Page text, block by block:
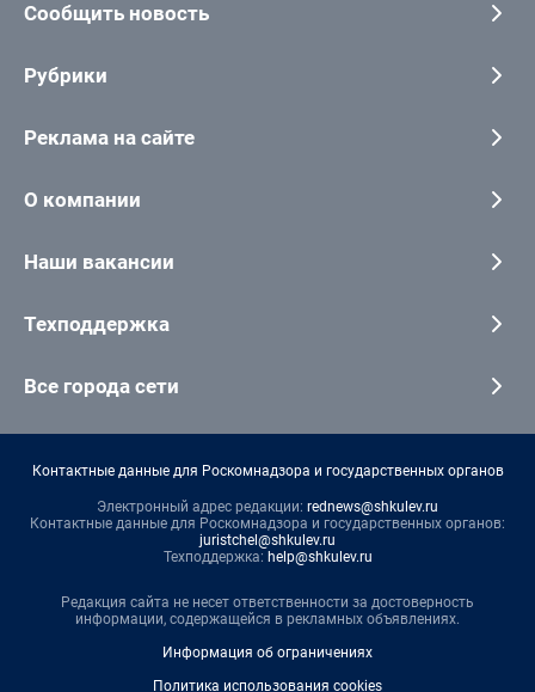
Сообщить новость
Рубрики
Реклама на сайте
О компании
Наши вакансии
Техподдержка
Все города сети
Контактные данные для Роскомнадзора и государственных органов
Электронный адрес редакции: rednews@shkulev.ru
Контактные данные для Роскомнадзора и государственных органов:
juristchel@shkulev.ru
Техподдержка: help@shkulev.ru
Редакция сайта не несет ответственности за достоверность
информации, содержащейся в рекламных объявлениях.
Информация об ограничениях
Политика использования cookies